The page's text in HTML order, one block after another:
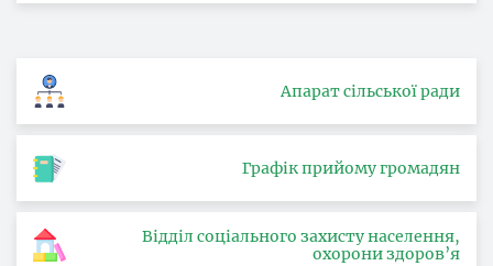
Апарат сільської ради
Графік прийому громадян
Відділ соціального захисту населення,
охорони здоров’я